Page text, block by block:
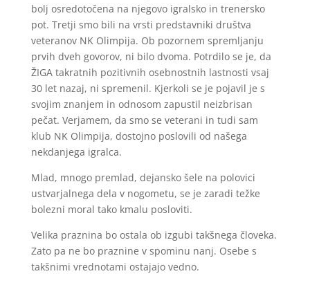
bolj osredotočena na njegovo igralsko in trenersko
pot. Tretji smo bili na vrsti predstavniki društva
veteranov NK Olimpija. Ob pozornem spremljanju
prvih dveh govorov, ni bilo dvoma. Potrdilo se je, da
ŽIGA takratnih pozitivnih osebnostnih lastnosti vsaj
30 let nazaj, ni spremenil. Kjerkoli se je pojavil je s
svojim znanjem in odnosom zapustil neizbrisan
pečat. Verjamem, da smo se veterani in tudi sam
klub NK Olimpija, dostojno poslovili od našega
nekdanjega igralca.
Mlad, mnogo premlad, dejansko šele na polovici
ustvarjalnega dela v nogometu, se je zaradi težke
bolezni moral tako kmalu posloviti.
Velika praznina bo ostala ob izgubi takšnega človeka.
Zato pa ne bo praznine v spominu nanj. Osebe s
takšnimi vrednotami ostajajo vedno.